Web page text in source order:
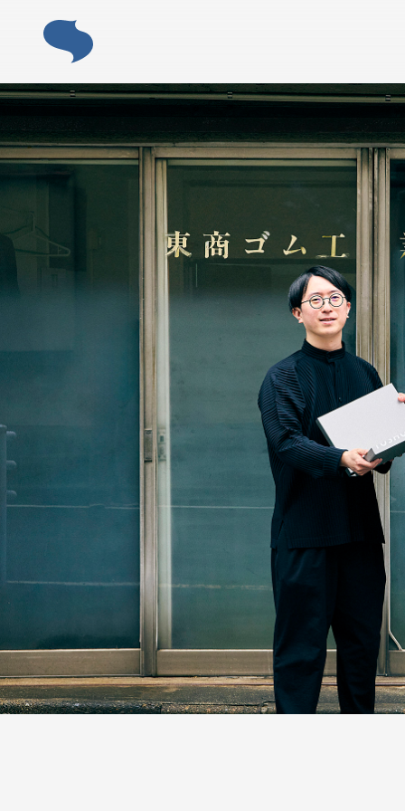
ABOUT
「すみだ
ACTIVITY 「すみだモダン」の主な活動
つながる パートナーシップ連携
つくる フラッグシップ商品開発
つたえる ブランドコミュニケー
台湾・千葉大学連携
LEARN MORE 「すみだモダン」をもっと
HISTORY
「すみだモダン」の成り立ちと現在地
「すみだモダン」ブラン
2010-2018
「すみだモダン」ブラン